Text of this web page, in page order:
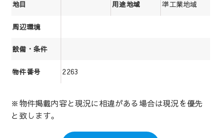
地目 用途地域 準工業地域
周辺環境
設備・条件
物件番号 2263
※物件掲載内容と現況に相違がある場合は現況を優先
と致します。